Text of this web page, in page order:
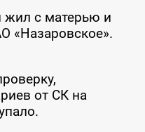
жил с матерью и
«Назаровское».
от СК на